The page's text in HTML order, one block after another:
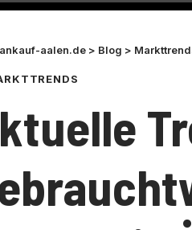
aalen.de > Blog >